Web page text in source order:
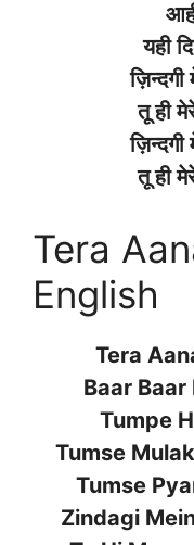
यही
तू ही
तू ही
Tera
English
Tera
Baar
Tumpe
Tumse
Tumse
Zindagi